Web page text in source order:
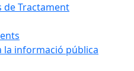
de Tractament
la informació pública